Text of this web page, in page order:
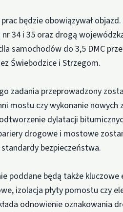
będzie obowiązywał
34 i 35 oraz drogą
samochodów do 3,5 DMC
Świebodzice i Strzegom.
zadania przeprowadzony
mostu czy wykonanie nowych
dylatacji
drogowe i mostowe
bezpieczeństwa.
poddane będą także
izolacja płyty pomostu czy
odnowienie oznakowania